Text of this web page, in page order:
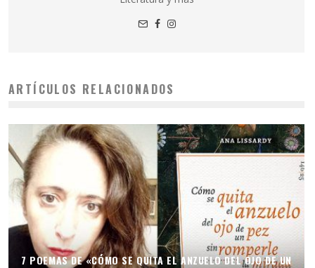
ARTÍCULOS RELACIONADOS
7 POEMAS DE «CÓMO SE QUITA EL ANZUELO DEL OJO DE UN